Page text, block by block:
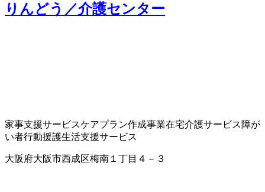
りんどう／介護センター
家事支援サービスケアプラン作成事業在宅介護サービス障が
い者行動援護生活支援サービス
大阪府大阪市西成区梅南１丁目４－３